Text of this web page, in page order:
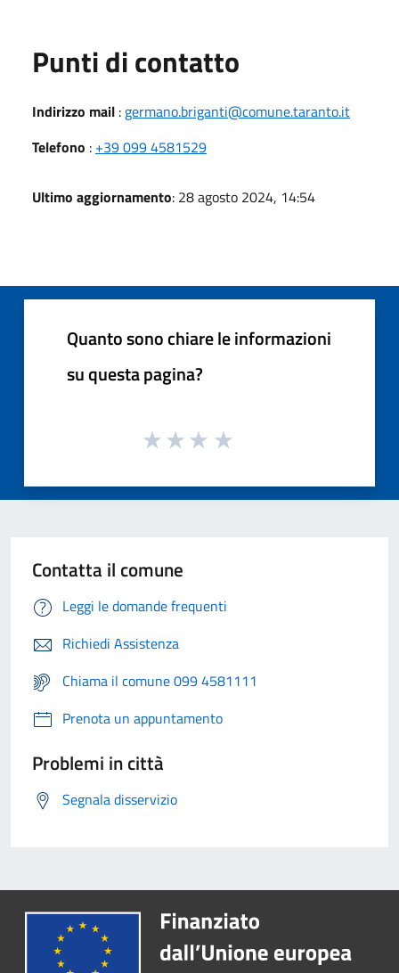
Punti di contatto
Indirizzo mail : germano.briganti@comune.taranto.it
Telefono : +39 099 4581529
Ultimo aggiornamento: 28 agosto 2024, 14:54
Quanto sono chiare le informazioni
su questa pagina?
Contatta il comune
Leggi le domande frequenti
Richiedi Assistenza
Chiama il comune 099 4581111
Prenota un appuntamento
Problemi in città
Segnala disservizio